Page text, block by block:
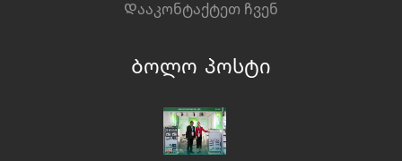
Დააკონტაქტეთ ჩვენ
Ბოლო პოსტი